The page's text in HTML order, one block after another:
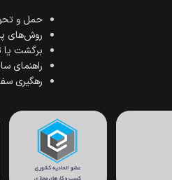
حمل‌ و
روش‌های
برگشت یا
راهنمای
رهگیری